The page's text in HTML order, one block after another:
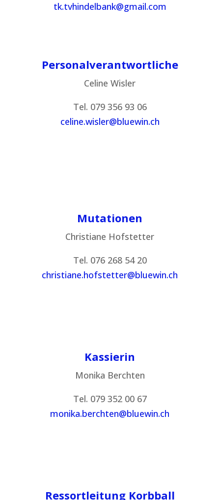
tk.tvhindelbank@gmail.com
Personalverantwortliche
Celine Wisler
Tel. 079 356 93 06
celine.wisler@bluewin.ch
Mutationen
Christiane Hofstetter
Tel. 076 268 54 20
christiane.hofstetter@bluewin.ch
Kassierin
Monika Berchten
Tel. 079 352 00 67
monika.berchten@bluewin.ch
Ressortleitung Korbball